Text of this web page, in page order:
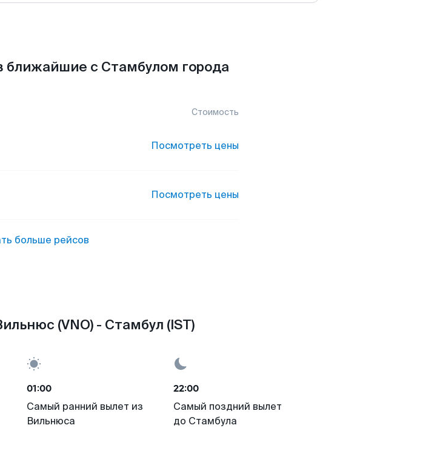
ближайшие с Стамбулом города
Стоимость
Посмотреть цены
Посмотреть цены
больше рейсов
(VNO) - Стамбул (IST)
01:00
Самый ранний вылет из
Вильнюса
22:00
Самый поздний вылет
до Стамбула